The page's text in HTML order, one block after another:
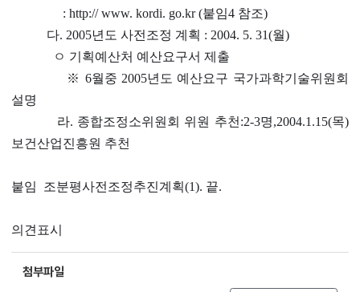
: http:// www. kordi. go.kr (붙임4 참조)
다. 2005년도 사전조정 계획 : 2004. 5. 31(월)
ㅇ 기획예산처 예산요구서 제출
※ 6월중 2005년도 예산요구 국가과학기술위원회
설명
라. 종합조정소위원회 위원 추천:2-3명,2004.1.15(목)
보건산업진흥원 추천
붙임 조분평사전조정추진계획(1). 끝.
의견표시
첨부파일